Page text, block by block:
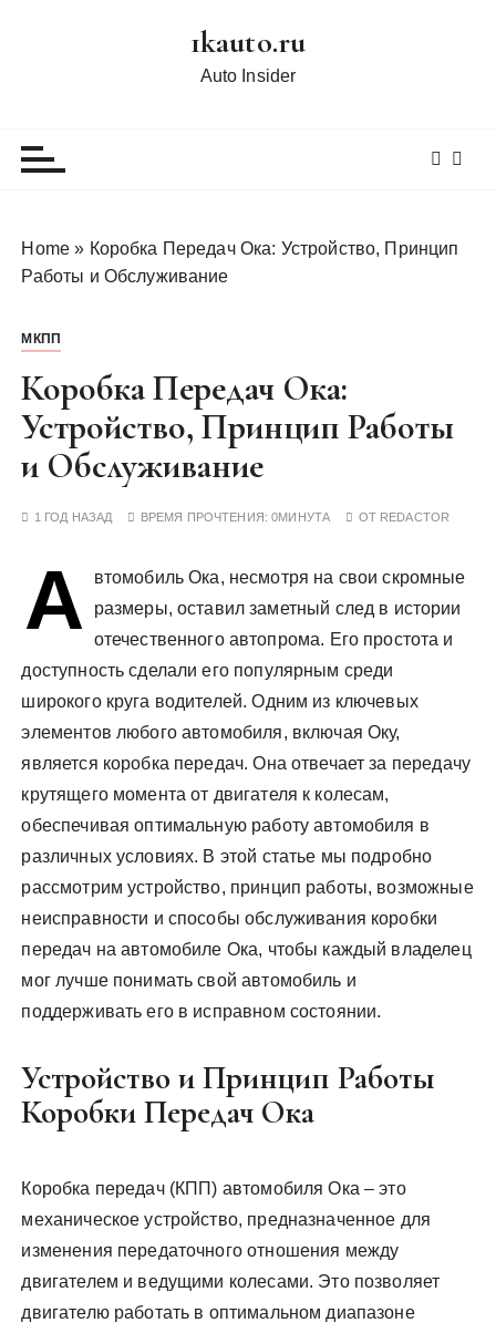
1kauto.ru
Auto Insider
Home » Коробка Передач Ока: Устройство, Принцип
Работы и Обслуживание
МКПП
Коробка Передач Ока:
Устройство, Принцип Работы
и Обслуживание
1 ГОД НАЗАД ВРЕМЯ ПРОЧТЕНИЯ:0МИНУТА ОТ REDACTOR
А
втомобиль Ока, несмотря на свои скромные
размеры, оставил заметный след в истории
отечественного автопрома. Его простота и
доступность сделали его популярным среди
широкого круга водителей. Одним из ключевых
элементов любого автомобиля, включая Оку,
является коробка передач. Она отвечает за передачу
крутящего момента от двигателя к колесам,
обеспечивая оптимальную работу автомобиля в
различных условиях. В этой статье мы подробно
рассмотрим устройство, принцип работы, возможные
неисправности и способы обслуживания коробки
передач на автомобиле Ока, чтобы каждый владелец
мог лучше понимать свой автомобиль и
поддерживать его в исправном состоянии.
Устройство и Принцип Работы
Коробки Передач Ока
Коробка передач (КПП) автомобиля Ока – это
механическое устройство, предназначенное для
изменения передаточного отношения между
двигателем и ведущими колесами. Это позволяет
двигателю работать в оптимальном диапазоне